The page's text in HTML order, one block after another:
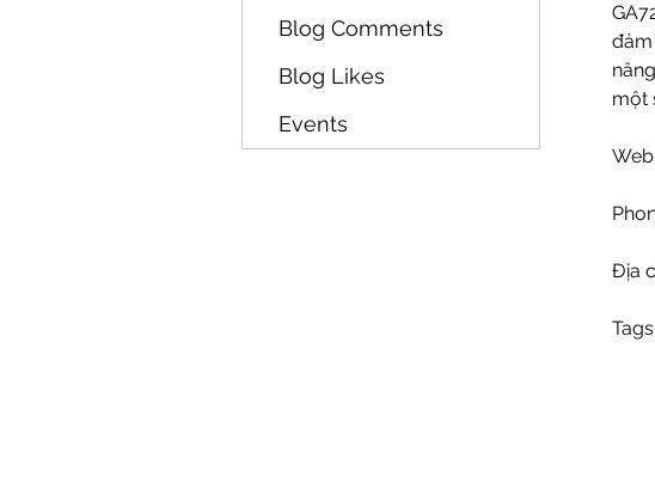
một
Địa
Blog Comments
Blog Likes
Events